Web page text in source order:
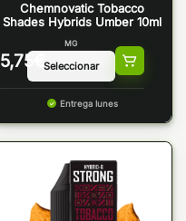
Chemnovatic Tobacco
Shades Hybrids Umber 10ml
5,75 €
MG
Entrega lunes